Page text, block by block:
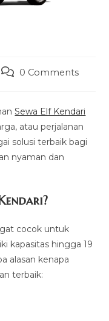
Post0 Comments
Sewa Elf Kendari
atau perjalanan
solusi terbaik bagi
nyaman dan
cocok untuk
kapasitas hingga 19
alasan kenapa
terbaik: